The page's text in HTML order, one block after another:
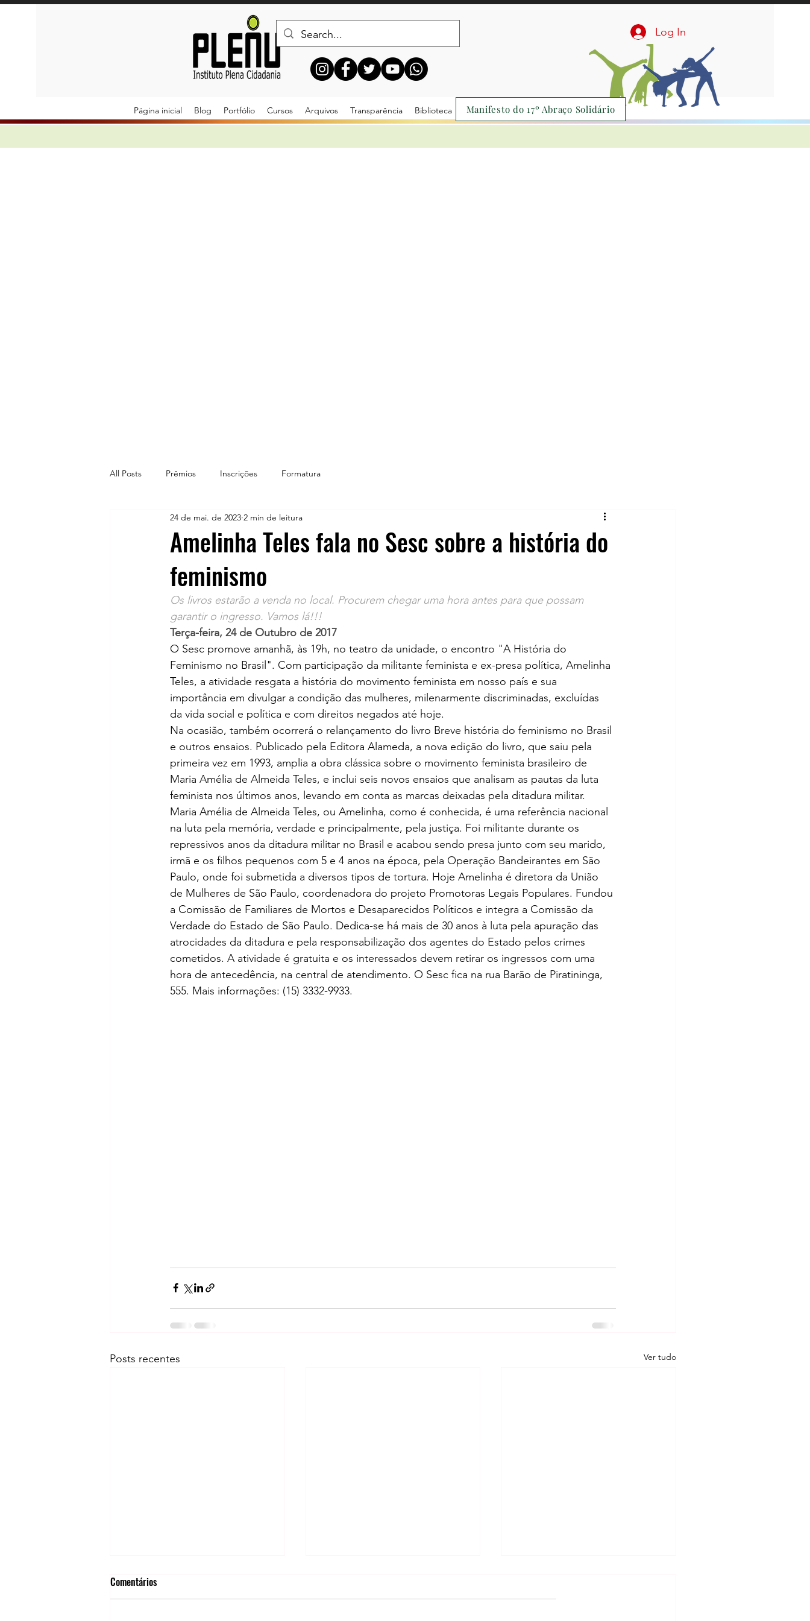
Log In
Página inicial Blog Portfólio Cursos Arquivos Transparência Biblioteca Manifesto do 17º Abraço Solidário
All Posts Prêmios Inscrições Formatura
Amelinha Teles fala no Sesc sobre a história do
feminismo
24 de mai. de 2023 2 min de leitura
Os livros estarão a venda no local. Procurem chegar uma hora antes para que possam
garantir o ingresso. Vamos lá!!!
Terça-feira, 24 de Outubro de 2017
O Sesc promove amanhã, às 19h, no teatro da unidade, o encontro "A História do
Feminismo no Brasil". Com participação da militante feminista e ex-presa política, Amelinha
Teles, a atividade resgata a história do movimento feminista em nosso país e sua
importância em divulgar a condição das mulheres, milenarmente discriminadas, excluídas
da vida social e política e com direitos negados até hoje.
Na ocasião, também ocorrerá o relançamento do livro Breve história do feminismo no Brasil
e outros ensaios. Publicado pela Editora Alameda, a nova edição do livro, que saiu pela
primeira vez em 1993, amplia a obra clássica sobre o movimento feminista brasileiro de
Maria Amélia de Almeida Teles, e inclui seis novos ensaios que analisam as pautas da luta
feminista nos últimos anos, levando em conta as marcas deixadas pela ditadura militar.
Maria Amélia de Almeida Teles, ou Amelinha, como é conhecida, é uma referência nacional
na luta pela memória, verdade e principalmente, pela justiça. Foi militante durante os
repressivos anos da ditadura militar no Brasil e acabou sendo presa junto com seu marido,
irmã e os filhos pequenos com 5 e 4 anos na época, pela Operação Bandeirantes em São
Paulo, onde foi submetida a diversos tipos de tortura. Hoje Amelinha é diretora da União
de Mulheres de São Paulo, coordenadora do projeto Promotoras Legais Populares. Fundou
a Comissão de Familiares de Mortos e Desaparecidos Políticos e integra a Comissão da
Verdade do Estado de São Paulo. Dedica-se há mais de 30 anos à luta pela apuração das
atrocidades da ditadura e pela responsabilização dos agentes do Estado pelos crimes
cometidos. A atividade é gratuita e os interessados devem retirar os ingressos com uma
hora de antecedência, na central de atendimento. O Sesc fica na rua Barão de Piratininga,
555. Mais informações: (15) 3332-9933.
Posts recentes Ver tudo
Comentários